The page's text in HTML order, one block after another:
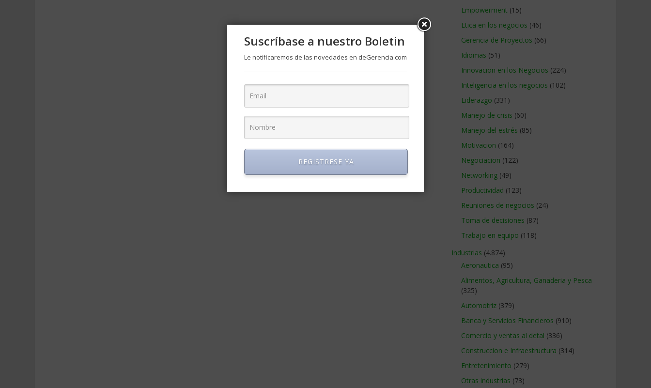
Empowerment (15)
Etica en los negocios (46)
Gerencia de Proyectos (66)
Idiomas (51)
Innovacion en los Negocios (224)
Inteligencia en los negocios (102)
Liderazgo (331)
Manejo de crisis (60)
Manejo del estrés (85)
Motivacion (164)
Negociacion (122)
Networking (49)
Productividad (123)
Reuniones de negocios (24)
Toma de decisiones (87)
Trabajo en equipo (118)
Industrias (4.874)
Aeronautica (95)
Alimentos, Agricultura, Ganaderia y Pesca
(325)
Automotriz (379)
Banca y Servicios Financieros (910)
Comercio y ventas al detal (336)
Construccion e Infraestructura (314)
Entretenimiento (279)
Otras industrias (73)
Suscríbase a nuestro Boletin
Le notificaremos de las novedades en deGerencia.com
REGISTRESE YA